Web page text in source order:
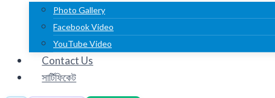
Photo Gallery
Facebook Video
YouTube Video
Contact Us
সার্টিফিকেট